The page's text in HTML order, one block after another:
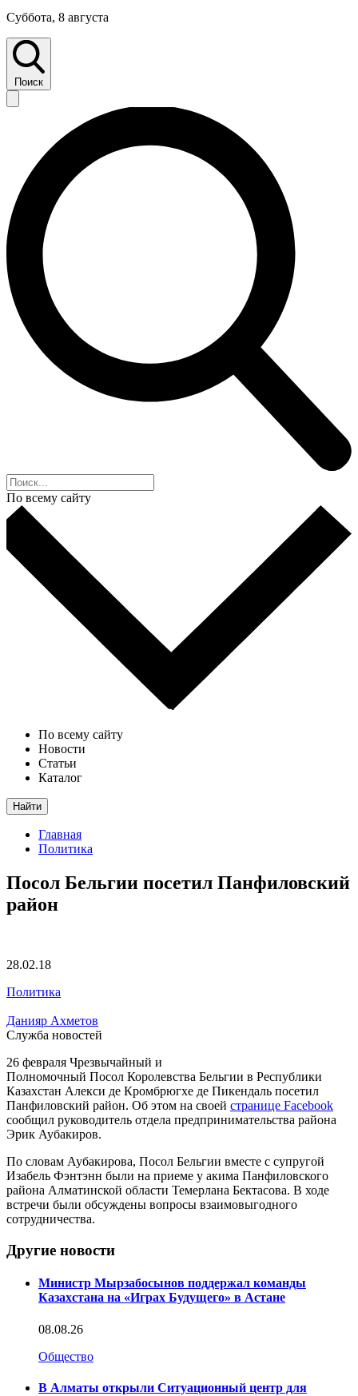
Суббота, 8 августа
Поиск
По всему сайту
По всему сайту
Новости
Статьи
Каталог
Найти
Главная
Политика
Посол Бельгии посетил Панфиловский
район
28.02.18
Политика
Данияр Ахметов
Служба новостей
26 февраля Чрезвычайный и
Полномочный Посол Королевства Бельгии в Республики
Казахстан Алекси де Кромбрюгхе де Пикендаль посетил
Панфиловский район. Об этом на своей странице Facebook
сообщил руководитель отдела предпринимательства района
Эрик Аубакиров.
По словам Аубакирова, Посол Бельгии вместе с супругой
Изабель Фэнтэнн были на приеме у акима Панфиловского
района Алматинской области Темерлана Бектасова. В ходе
встречи были обсуждены вопросы взаимовыгодного
сотрудничества.
Другие новости
Министр Мырзабосынов поддержал команды
Казахстана на «Играх Будущего» в Астане
08.08.26
Общество
В Алматы открыли Ситуационный центр для